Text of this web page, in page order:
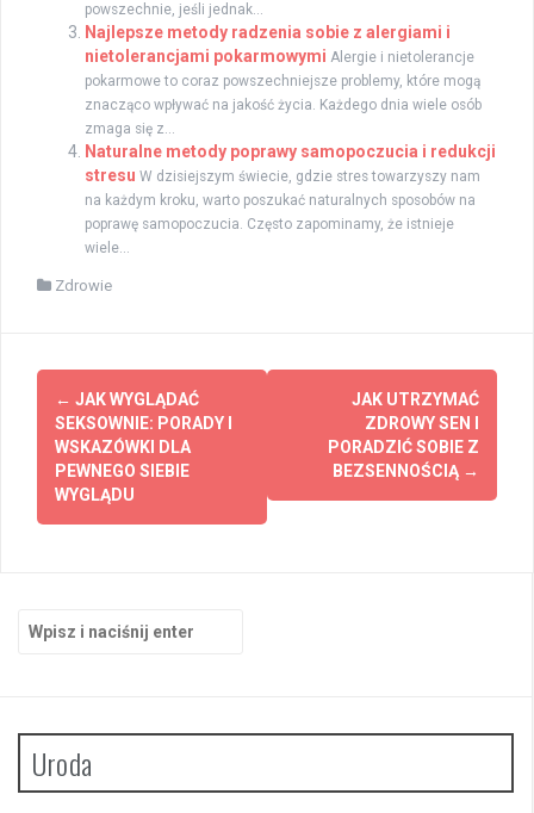
powszechnie, jeśli jednak...
Najlepsze metody radzenia sobie z alergiami i
nietolerancjami pokarmowymi Alergie i nietolerancje
pokarmowe to coraz powszechniejsze problemy, które mogą
znacząco wpływać na jakość życia. Każdego dnia wiele osób
zmaga się z...
Naturalne metody poprawy samopoczucia i redukcji
stresu W dzisiejszym świecie, gdzie stres towarzyszy nam
na każdym kroku, warto poszukać naturalnych sposobów na
poprawę samopoczucia. Często zapominamy, że istnieje
wiele...
Zdrowie
Zobacz
wpisy
← JAK WYGLĄDAĆ
SEKSOWNIE: PORADY I
WSKAZÓWKI DLA
PEWNEGO SIEBIE
WYGLĄDU
JAK UTRZYMAĆ
ZDROWY SEN I
PORADZIĆ SOBIE Z
BEZSENNOŚCIĄ →
Uroda